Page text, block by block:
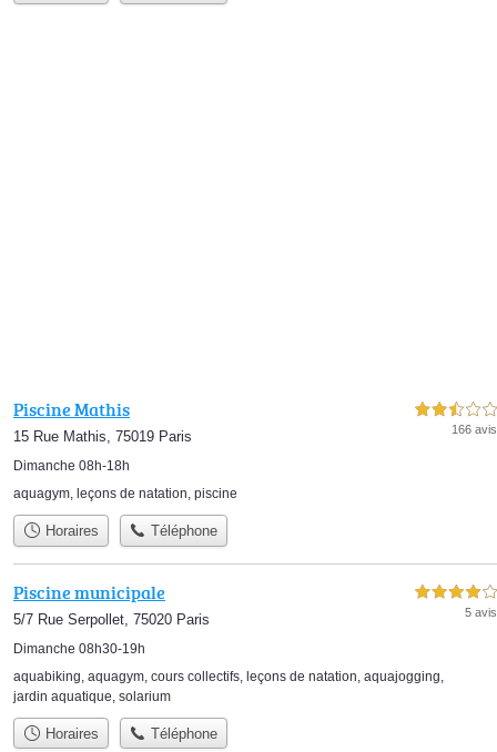
Piscine Mathis
15 Rue Mathis, 75019 Paris
Dimanche 08h-18h
2,5 étoiles sur 5
166 avis
aquagym, leçons de natation, piscine
Horaires Téléphone
Piscine municipale
5/7 Rue Serpollet, 75020 Paris
Dimanche 08h30-19h
4,0 étoiles sur 5
5 avis
aquabiking aquagym cours collectifs leçons de natation aquajogging
jardin aquatique solarium
Horaires Téléphone